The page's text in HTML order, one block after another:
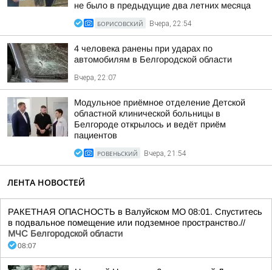
не было в предыдущие два летних месяца
БОРИСОВСКИЙ Вчера, 22:54
4 человека ранены при ударах по
автомобилям в Белгородской области
Вчера, 22:07
Модульное приёмное отделение Детской
областной клинической больницы в
Белгороде открылось и ведёт приём
пациентов
РОВЕНЬСКИЙ Вчера, 21:54
ЛЕНТА НОВОСТЕЙ
РАКЕТНАЯ ОПАСНОСТЬ в Валуйском МО 08:01. Спуститесь
в подвальное помещение или подземное пространство.//
МЧС Белгородской области
08:07